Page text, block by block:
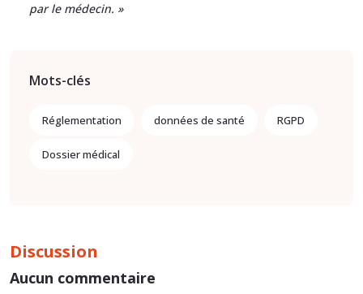
par le médecin. »
Mots-clés
Réglementation données de santé RGPD
Dossier médical
Discussion
Aucun commentaire